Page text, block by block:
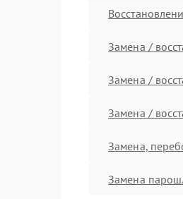
Замена /
Замена /
Замена /
Замена,
Замена